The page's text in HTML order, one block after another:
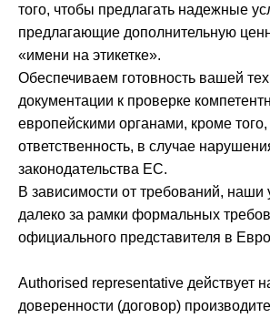
того, чтобы предлагать надежные
предлагающие дополнительную
«имени на этикетке».
Обеспечиваем готовность вашей
документации к проверке
европейскими органами, кроме
ответственность, в случае
законодательства ЕС.
В зависимости от требований, наши
далеко за рамки формальных
официального представителя в
Authorised representative действует
доверенности (договор)